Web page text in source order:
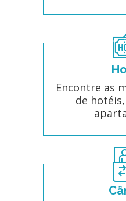
Encontre as
de